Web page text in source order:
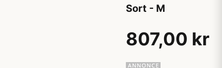
Sort - M
807,00 kr